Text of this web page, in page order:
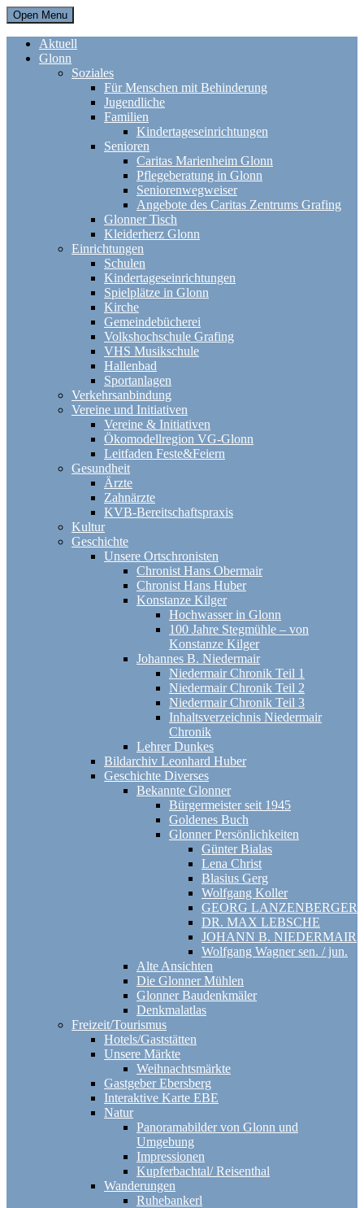
Open Menu
Aktuell
Glonn
Soziales
Für Menschen mit Behinderung
Jugendliche
Familien
Kindertageseinrichtungen
Senioren
Caritas Marienheim Glonn
Pflegeberatung in Glonn
Seniorenwegweiser
Angebote des Caritas Zentrums Grafing
Glonner Tisch
Kleiderherz Glonn
Einrichtungen
Schulen
Kindertageseinrichtungen
Spielplätze in Glonn
Kirche
Gemeindebücherei
Volkshochschule Grafing
VHS Musikschule
Hallenbad
Sportanlagen
Verkehrsanbindung
Vereine und Initiativen
Vereine & Initiativen
Ökomodellregion VG-Glonn
Leitfaden Feste&Feiern
Gesundheit
Ärzte
Zahnärzte
KVB-Bereitschaftspraxis
Kultur
Geschichte
Unsere Ortschronisten
Chronist Hans Obermair
Chronist Hans Huber
Konstanze Kilger
Hochwasser in Glonn
100 Jahre Stegmühle – von
Konstanze Kilger
Johannes B. Niedermair
Niedermair Chronik Teil 1
Niedermair Chronik Teil 2
Niedermair Chronik Teil 3
Inhaltsverzeichnis Niedermair
Chronik
Lehrer Dunkes
Bildarchiv Leonhard Huber
Geschichte Diverses
Bekannte Glonner
Bürgermeister seit 1945
Goldenes Buch
Glonner Persönlichkeiten
Günter Bialas
Lena Christ
Blasius Gerg
Wolfgang Koller
GEORG LANZENBERGER
DR. MAX LEBSCHE
JOHANN B. NIEDERMAIR
Wolfgang Wagner sen. / jun.
Alte Ansichten
Die Glonner Mühlen
Glonner Baudenkmäler
Denkmalatlas
Freizeit/Tourismus
Hotels/Gaststätten
Unsere Märkte
Weihnachtsmärkte
Gastgeber Ebersberg
Interaktive Karte EBE
Natur
Panoramabilder von Glonn und
Umgebung
Impressionen
Kupferbachtal/ Reisenthal
Wanderungen
Ruhebankerl